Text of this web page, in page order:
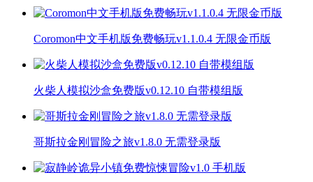
Coromon中文手机版免费畅玩v1.1.0.4 无限金币版
火柴人模拟沙盒免费版v0.12.10 自带模组版
哥斯拉金刚冒险之旅v1.8.0 无需登录版